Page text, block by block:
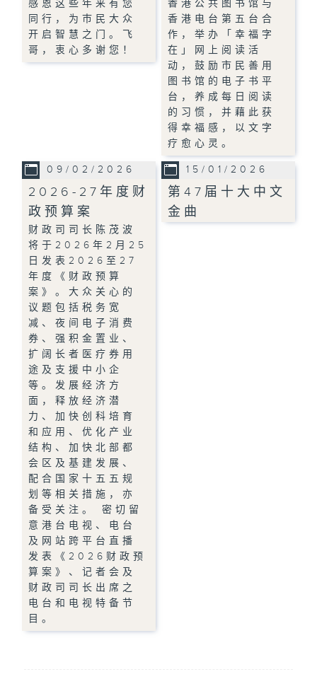
感恩这些年来有您
同行，为巿民大众
开启智慧之门。飞
哥，衷心多谢您！
香港公共图书馆与
香港电台第五台合
作，举办「幸福字
在」网上阅读活
动，鼓励市民善用
图书馆的电子书平
台，养成每日阅读
的习惯，并藉此获
得幸福感，以文字
疗愈心灵。
09/02/2026
2026-27年度财
政预算案
财政司司长陈茂波
将于2026年2月25
日发表2026至27
年度《财政预算
案》。大众关心的
议题包括税务宽
减、夜间电子消费
券、强积金置业、
扩阔长者医疗券用
途及支援中小企
等。发展经济方
面，释放经济潜
力、加快创科培育
和应用、优化产业
结构、加快北部都
会区及基建发展、
配合国家十五五规
划等相关措施，亦
备受关注。 密切留
意港台电视、电台
及网站跨平台直播
发表《2026财政预
算案》、记者会及
财政司司长出席之
电台和电视特备节
目。
15/01/2026
第47届十大中文
金曲